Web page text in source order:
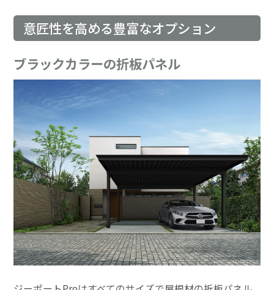
意匠性を高める豊富なオプション
ブラックカラーの折板パネル